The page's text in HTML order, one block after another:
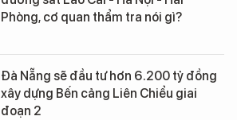
Phòng, cơ quan thẩm tra nói gì?
Đà Nẵng sẽ đầu tư hơn 6.200 tỷ đồng
xây dựng Bến cảng Liên Chiểu giai
đoạn 2